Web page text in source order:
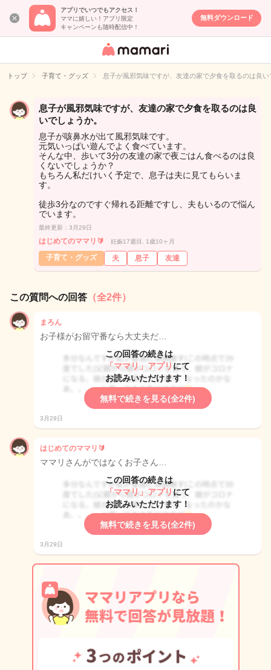
アプリでいつでもアクセス！
ママに嬉しい！アプリ限定
キャンペーンも随時配信中！
無料ダウンロード
女性専用匿名QA
イト
トップ 子育て・グッズ 息子が風邪気味ですが、友達の家で夕食を取るのは良
息子が風邪気味ですが、友達の家で夕食を取るのは良
いでしょうか。
息子が咳鼻水が出て風邪気味です。
元気いっぱい遊んでよく食べています。
そんな中、歩いて3分の友達の家で夜ごはん食べるのは良
くないでしょうか？
もちろん私だけいく予定で、息子は夫に見てもらいま
す。
徒歩3分なのですぐ帰れる距離ですし、夫もいるので悩ん
でいます。
最終更新：3月29日
はじめてのママリ🔰 妊娠17週目, 1歳10ヶ月
子育て・グッズ 夫 息子 友達
この質問への回答 （全2件）
まろん
お子様がお留守番なら大丈夫だ…
この回答の続きは
「ママリ」アプリ にて
お読みいただけます！
無料で続きを見る(全2件)
3月29日
はじめてのママリ🔰
ママリさんがではなくお子さん…
この回答の続きは
「ママリ」アプリ にて
お読みいただけます！
無料で続きを見る(全2件)
3月29日